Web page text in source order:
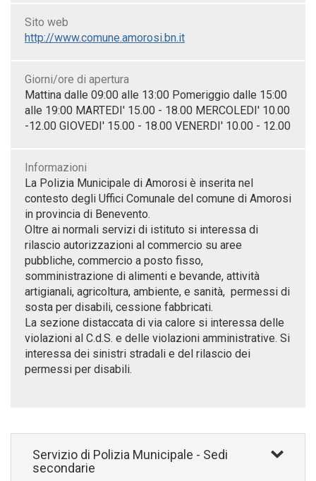
Sito web
http://www.comune.amorosi.bn.it
Giorni/ore di apertura
Mattina dalle 09:00 alle 13:00 Pomeriggio dalle 15:00
alle 19:00 MARTEDI' 15.00 - 18.00 MERCOLEDI' 10.00
-12.00 GIOVEDI' 15.00 - 18.00 VENERDI' 10.00 - 12.00
Informazioni
La Polizia Municipale di Amorosi è inserita nel
contesto degli Uffici Comunale del comune di Amorosi
in provincia di Benevento.
Oltre ai normali servizi di istituto si interessa di
rilascio autorizzazioni al commercio su aree
pubbliche, commercio a posto fisso,
somministrazione di alimenti e bevande, attività
artigianali, agricoltura, ambiente, e sanità, permessi di
sosta per disabili, cessione fabbricati.
La sezione distaccata di via calore si interessa delle
violazioni al C.d.S. e delle violazioni amministrative. Si
interessa dei sinistri stradali e del rilascio dei
permessi per disabili.
Servizio di Polizia Municipale - Sedi
secondarie